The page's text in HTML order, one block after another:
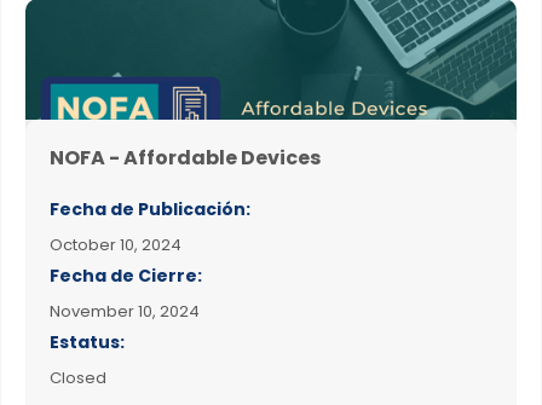
NOFA - Affordable Devices
Fecha de Publicación:
October 10, 2024
Fecha de Cierre:
November 10, 2024
Estatus:
Closed